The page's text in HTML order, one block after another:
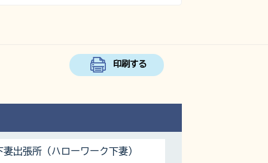
印刷する
出張所（ハローワーク下妻）